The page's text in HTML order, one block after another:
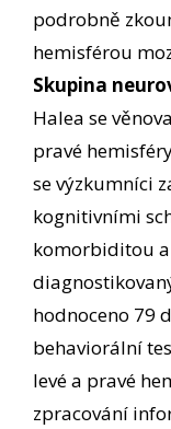
podrobně
hemisférou
Skupina
Halea se
pravé
se výzkumníci
kognitivními
komorbiditou
hodnoceno 79
behaviorální
levé a pravé
zpracování